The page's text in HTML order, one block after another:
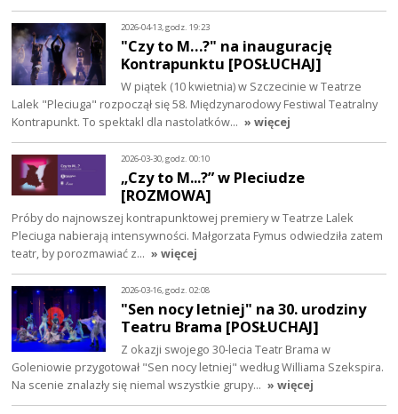
2026-04-13, godz. 19:23
"Czy to M…?" na inaugurację
Kontrapunktu [POSŁUCHAJ]
W piątek (10 kwietnia) w Szczecinie w Teatrze
Lalek "Pleciuga" rozpoczął się 58. Międzynarodowy Festiwal Teatralny
Kontrapunkt. To spektakl dla nastolatków… » więcej
2026-03-30, godz. 00:10
„Czy to M...?” w Pleciudze
[ROZMOWA]
Próby do najnowszej kontrapunktowej premiery w Teatrze Lalek
Pleciuga nabierają intensywności. Małgorzata Fymus odwiedziła zatem
teatr, by porozmawiać z… » więcej
2026-03-16, godz. 02:08
"Sen nocy letniej" na 30. urodziny
Teatru Brama [POSŁUCHAJ]
Z okazji swojego 30-lecia Teatr Brama w
Goleniowie przygotował "Sen nocy letniej" według Williama Szekspira.
Na scenie znalazły się niemal wszystkie grupy… » więcej